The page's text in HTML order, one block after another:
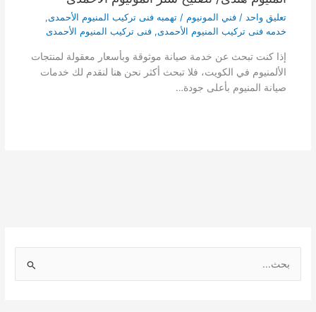
تعليق واحد / فني المونيوم / تهمبه فنى تركيب المنيوم الأحمدى,
خدمه فنى تركيب المنيوم الأحمدى, فنى تركيب المنيوم الأحمدى
إذا كنت تبحث عن خدمة صيانة موثوقة وبأسعار معقولة لمنتجات
الألمنيوم في الكويت، فلا تبحث أكثر نحن هنا لنقدم لك خدمات
صيانة المنيوم بأعلى جودة…